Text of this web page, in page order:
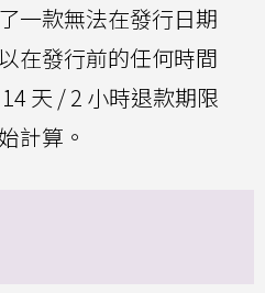
一款無法在發行日期
在發行前的任何時間
天 / 2 小時退款期限
計算。